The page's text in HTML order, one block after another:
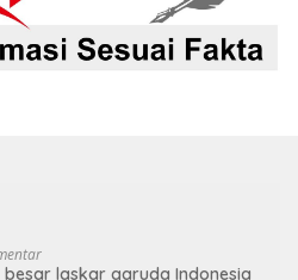
laskar garuda Indonesia